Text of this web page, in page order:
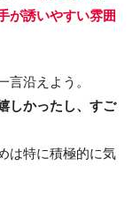
が誘いやすい雰囲
言沿えよう。
しかったし、すご
は特に積極的に気